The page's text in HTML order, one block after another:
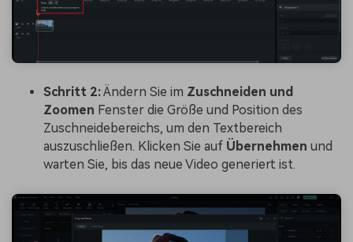
Schritt 2:Ändern Sie im Zuschneiden und
Zoomen Fenster die Größe und Position des
Zuschneidebereichs, um den Textbereich
auszuschließen. Klicken Sie auf Übernehmen und
warten Sie, bis das neue Video generiert ist.